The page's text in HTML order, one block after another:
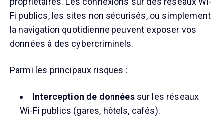
Fi publics, les sites non sécurisés, ou simplement
la navigation quotidienne peuvent exposer vos
données à des cybercriminels.
Parmi les principaux risques :
Interception de donnéessur les réseaux
Wi-Fi publics (gares, hôtels, cafés).